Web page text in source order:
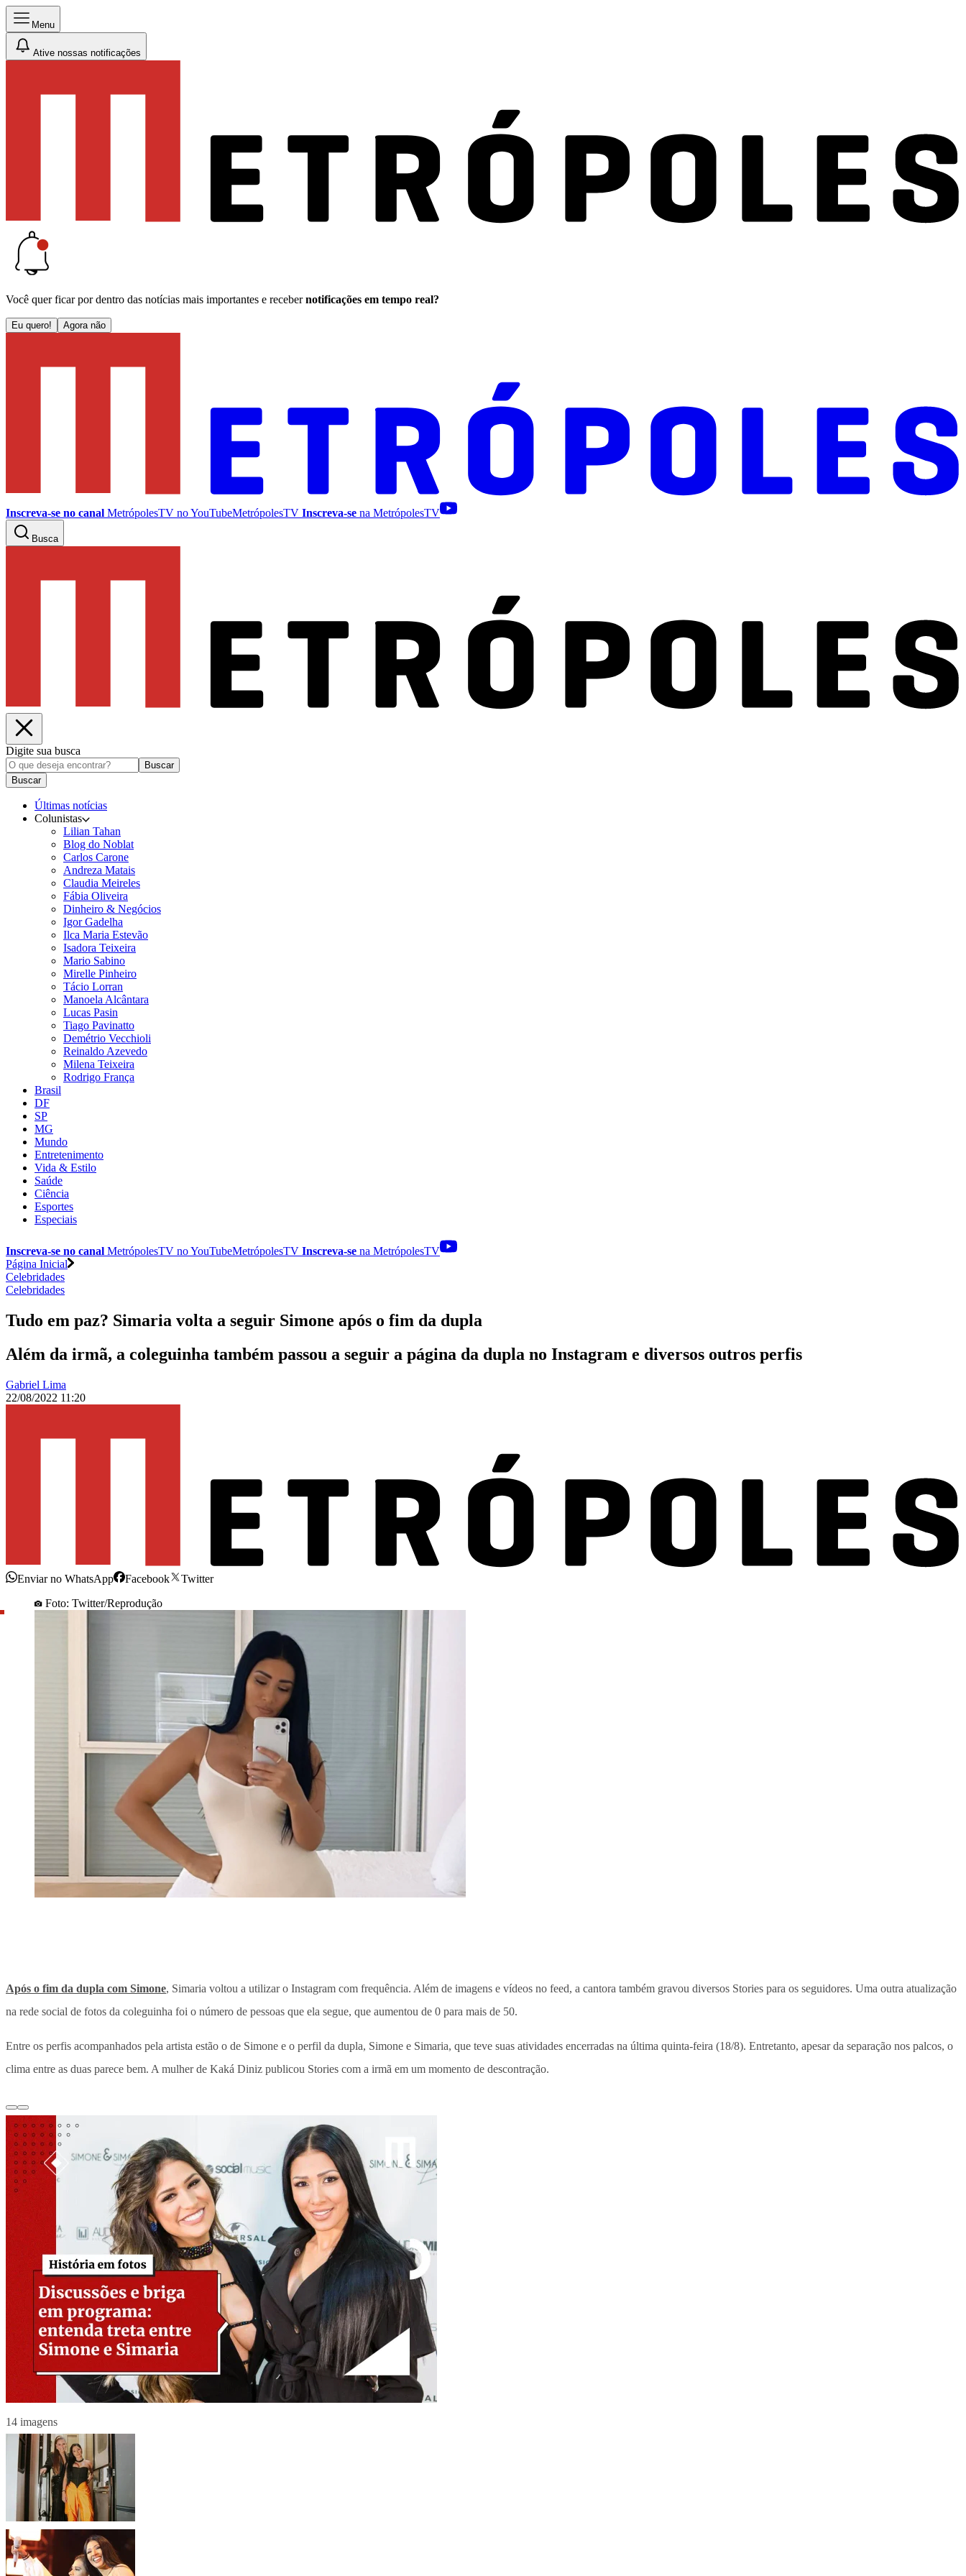
Menu
Ative nossas notificações
Você quer ficar por dentro das notícias mais importantes e receber notificações em tempo real?
Eu quero! Agora não
Inscreva-se no canal MetrópolesTV noYouTubeMetrópolesTV Inscreva-se na MetrópolesTV
Busca
Digite sua busca
Buscar
Buscar
Últimas notícias
Colunistas
Lilian Tahan
Blog do Noblat
Carlos Carone
Andreza Matais
Claudia Meireles
Fábia Oliveira
Dinheiro & Negócios
Igor Gadelha
Ilca Maria Estevão
Isadora Teixeira
Mario Sabino
Mirelle Pinheiro
Tácio Lorran
Manoela Alcântara
Lucas Pasin
Tiago Pavinatto
Demétrio Vecchioli
Reinaldo Azevedo
Milena Teixeira
Rodrigo França
Brasil
DF
SP
MG
Mundo
Entretenimento
Vida & Estilo
Saúde
Ciência
Esportes
Especiais
Inscreva-se no canal MetrópolesTV noYouTubeMetrópolesTV Inscreva-se na MetrópolesTV
Página Inicial
Celebridades
Celebridades
Tudo em paz? Simaria volta a seguir Simone após o fim da dupla
Além da irmã, a coleguinha também passou a seguir a página da dupla no Instagram e diversos outros perfis
Gabriel Lima
22/08/2022 11:20
Enviar no WhatsApp Facebook
Twitter
Foto: Twitter/Reprodução
Após o fim da dupla com Simone, Simaria voltou a utilizar o Instagram com frequência. Além de imagens e vídeos no feed, a cantora também gravou diversos Stories para os seguidores. Uma outra atualização
na rede social de fotos da coleguinha foi o número de pessoas que ela segue, que aumentou de 0 para mais de 50.
Entre os perfis acompanhados pela artista estão o de Simone e o perfil da dupla, Simone e Simaria, que teve suas atividades encerradas na última quinta-feira (18/8). Entretanto, apesar da separação nos palcos, o
clima entre as duas parece bem. A mulher de Kaká Diniz publicou Stories com a irmã em um momento de descontração.
14 imagens